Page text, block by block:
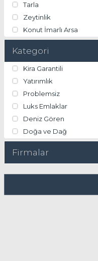
Tarla
Zeytinlik
Konut İmarlı Arsa
Kategori
Kira Garantili
Yatırımlık
Problemsiz
Luks Emlaklar
Deniz Gören
Doğa ve Dağ
Firmalar